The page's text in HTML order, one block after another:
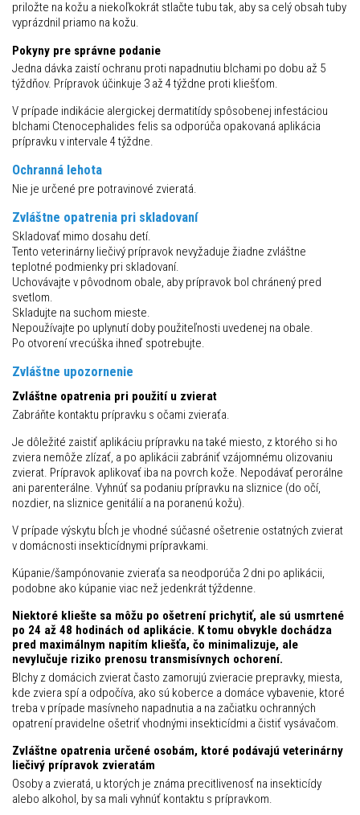
priložte na kožu a niekoľkokrát stlačte tubu tak, aby sa celý obsah tuby
vyprázdnil priamo na kožu.
Pokyny pre správne podanie
Jedna dávka zaistí ochranu proti napadnutiu blchami po dobu až 5
týždňov. Prípravok účinkuje 3 až 4 týždne proti kliešťom.
V prípade indikácie alergickej dermatitídy spôsobenej infestáciou
blchami Ctenocephalides felis sa odporúča opakovaná aplikácia
prípravku v intervale 4 týždne.
Ochranná lehota
Nie je určené pre potravinové zvieratá.
Zvláštne opatrenia pri skladovaní
Skladovať mimo dosahu detí.
Tento veterinárny liečivý prípravok nevyžaduje žiadne zvláštne
teplotné podmienky pri skladovaní.
Uchovávajte v pôvodnom obale, aby prípravok bol chránený pred
svetlom.
Skladujte na suchom mieste.
Nepoužívajte po uplynutí doby použiteľnosti uvedenej na obale.
Po otvorení vrecúška ihneď spotrebujte.
Zvláštne upozornenie
Zvláštne opatrenia pri použití u zvierat
Zabráňte kontaktu prípravku s očami zvieraťa.
Je dôležité zaistiť aplikáciu prípravku na také miesto, z ktorého si ho
zviera nemôže zlízať, a po aplikácii zabrániť vzájomnému olizovaniu
zvierat. Prípravok aplikovať iba na povrch kože. Nepodávať perorálne
ani parenterálne. Vyhnúť sa podaniu prípravku na sliznice (do očí,
nozdier, na sliznice genitálií a na poranenú kožu).
V prípade výskytu bĺch je vhodné súčasné ošetrenie ostatných zvierat
v domácnosti insekticídnymi prípravkami.
Kúpanie/šampónovanie zvieraťa sa neodporúča 2 dni po aplikácii,
podobne ako kúpanie viac než jedenkrát týždenne.
Niektoré kliešte sa môžu po ošetrení prichytiť, ale sú usmrtené
po 24 až 48 hodinách od aplikácie. K tomu obvykle dochádza
pred maximálnym napitím kliešťa, čo minimalizuje, ale
nevylučuje riziko prenosu transmisívnych ochorení.
Blchy z domácich zvierat často zamorujú zvieracie prepravky, miesta,
kde zviera spí a odpočíva, ako sú koberce a domáce vybavenie, ktoré
treba v prípade masívneho napadnutia a na začiatku ochranných
opatrení pravidelne ošetriť vhodnými insekticídmi a čistiť vysávačom.
Zvláštne opatrenia určené osobám, ktoré podávajú veterinárny
liečivý prípravok zvieratám
Osoby a zvieratá, u ktorých je známa precitlivenosť na insekticídy
alebo alkohol, by sa mali vyhnúť kontaktu s prípravkom.